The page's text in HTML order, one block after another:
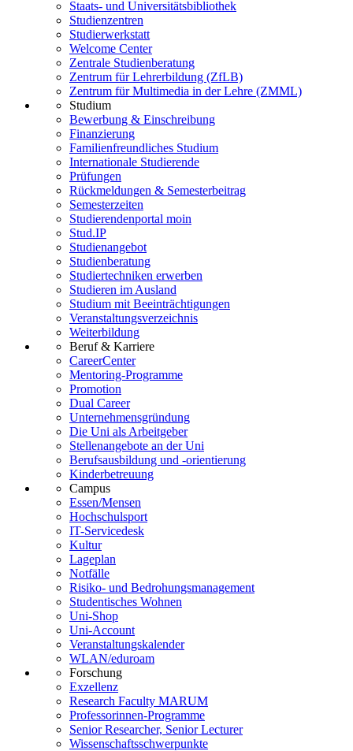
Staats- und Universitätsbibliothek
Studienzentren
Studierwerkstatt
Welcome Center
Zentrale Studienberatung
Zentrum für Lehrerbildung (ZfLB)
Zentrum für Multimedia in der Lehre (ZMML)
Studium
Bewerbung & Einschreibung
Finanzierung
Familienfreundliches Studium
Internationale Studierende
Prüfungen
Rückmeldungen & Semesterbeitrag
Semesterzeiten
Studierendenportal moin
Stud.IP
Studienangebot
Studienberatung
Studiertechniken erwerben
Studieren im Ausland
Studium mit Beeinträchtigungen
Veranstaltungsverzeichnis
Weiterbildung
Beruf & Karriere
CareerCenter
Mentoring-Programme
Promotion
Dual Career
Unternehmensgründung
Die Uni als Arbeitgeber
Stellenangebote an der Uni
Berufsausbildung und -orientierung
Kinderbetreuung
Campus
Essen/Mensen
Hochschulsport
IT-Servicedesk
Kultur
Lageplan
Notfälle
Risiko- und Bedrohungsmanagement
Studentisches Wohnen
Uni-Shop
Uni-Account
Veranstaltungskalender
WLAN/eduroam
Forschung
Exzellenz
Research Faculty MARUM
Professorinnen-Programme
Senior Researcher, Senior Lecturer
Wissenschaftsschwerpunkte